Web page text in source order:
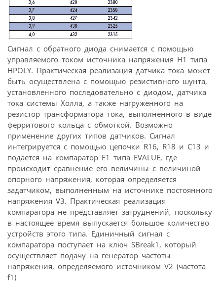
Сигнал с обратного диода снимается с помощью
управляемого током источника напряжения Н1 типа
HPOLY. Практическая реализация датчика тока может
быть осуществлена с помощью резистивного шунта,
установленного последовательно с диодом, датчика
тока системы Холла, а также нагруженного на
резистор трансформатора тока, выполненного в виде
ферритового кольца с обмоткой. Возможно
применение других типов датчиков. Сигнал
интегрируется с помощью цепочки R16, R18 и С13 и
подается на компаратор Е1 типа EVALUE, где
происходит сравнение его величины с величиной
опорного напряжения, которая определяется
задатчиком, выполненным на источнике постоянного
напряжения V3. Практическая реализация
компаратора не представляет затруднений, поскольку
в настоящее время выпускается большое количество
устройств этого типа. Единичный сигнал с
компаратора поступает на ключ SBreak1, который
осуществляет подачу на генератор частоты
напряжения, определяемого источником V2 (частота
f1)